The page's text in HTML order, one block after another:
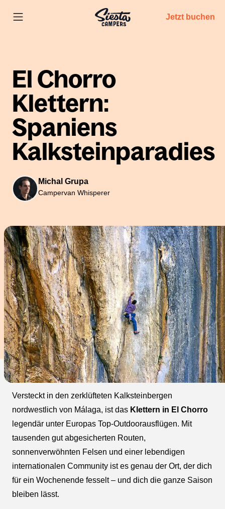
Jetzt buchen
El Chorro
Klettern:
Spaniens
Kalksteinparadies
Michal Grupa
Campervan Whisperer
Versteckt in den zerklüfteten Kalksteinbergen
nordwestlich von Málaga, ist das Klettern in El Chorro
legendär unter Europas Top-Outdoorausflügen. Mit
tausenden gut abgesicherten Routen,
sonnenverwöhnten Felsen und einer lebendigen
internationalen Community ist es genau der Ort, der dich
für ein Wochenende fesselt – und dich die ganze Saison
bleiben lässt.